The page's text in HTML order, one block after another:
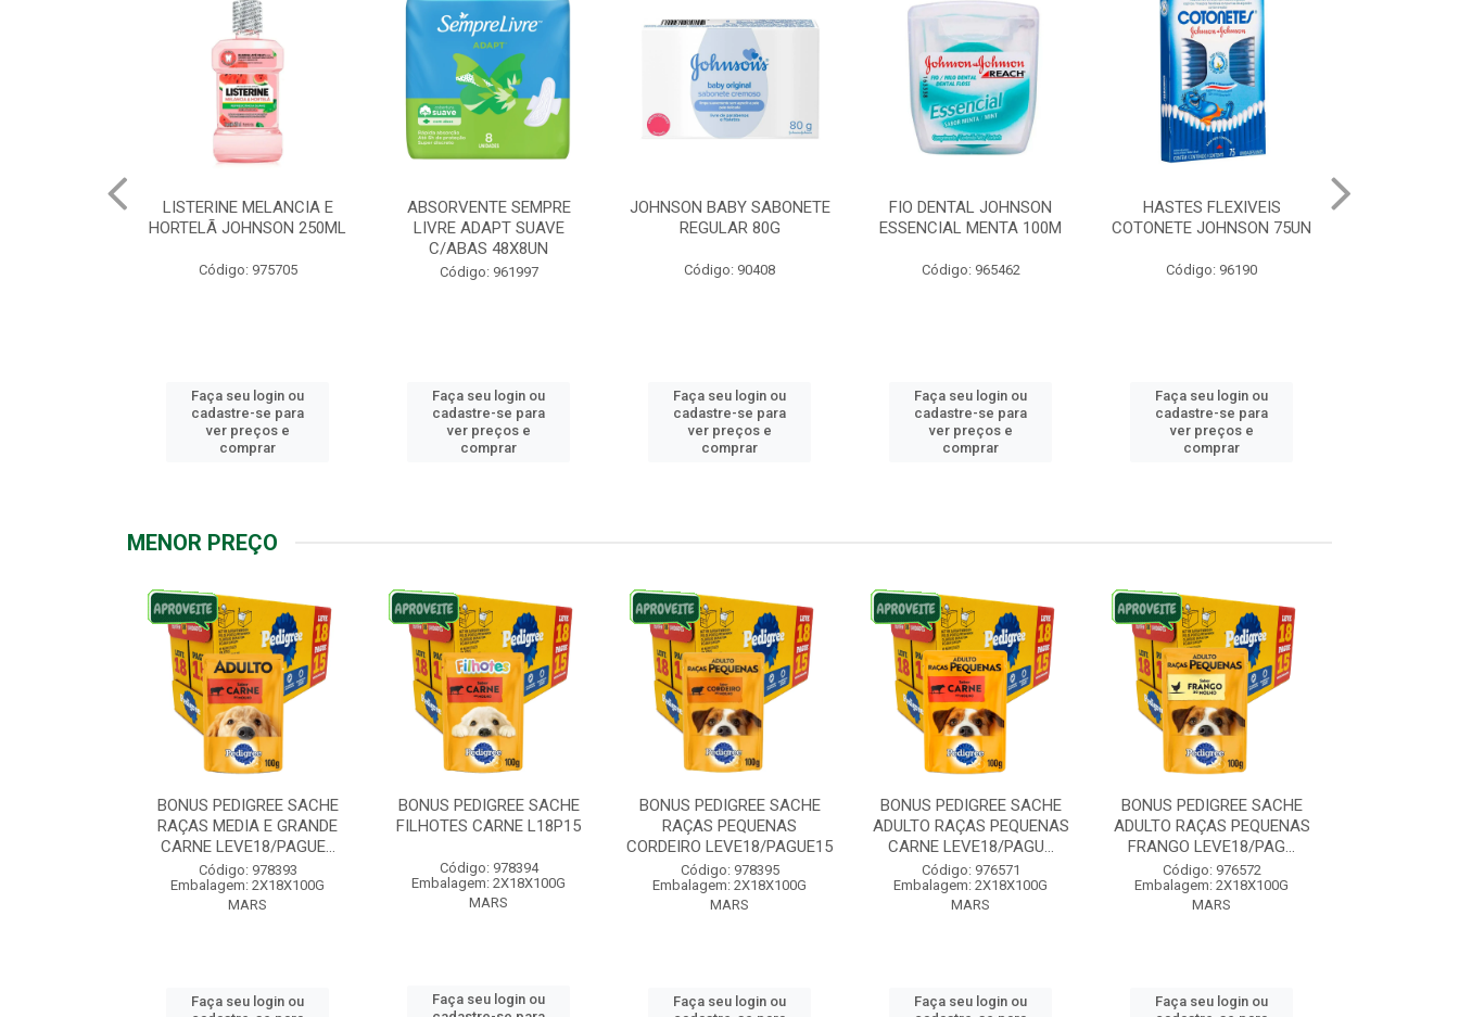
ABSORVENTE SEMPRE
LIVRE ADAPT SUAVE
Código: 961997
Faça seu login ou
cadastre-se para
ver preços e
comprar
JOHNSON BABY SABONETE
REGULAR 80G
Código: 90408
Faça seu login ou
cadastre-se para
ver preços e
comprar
FIO DENTAL JOHNSON
ESSENCIAL MENTA 100M
Código: 965462
Faça seu login ou
cadastre-se para
ver preços e
comprar
HASTES FLEXIVEIS
COTONETE JOHNSON 75UN
Código: 96190
Faça seu login ou
cadastre-se para
ver preços e
comprar
CURAT BAND-AID
TRANSPARENTE JOHNSON
Código: 973066
Faça seu login ou
cadastre-se para
ver preços e
comprar
MENOR PREÇO
BONUS PEDIGREE SACHE
RAÇAS MEDIA E GRANDE
CARNE LEVE18/PAGUE...
Código: 978393
Embalagem: 2X18X100G
MARS
Faça seu login ou
BONUS PEDIGREE SACHE
FILHOTES CARNE L18P15
Código: 978394
Embalagem: 2X18X100G
MARS
Faça seu login ou
BONUS PEDIGREE SACHE
RAÇAS PEQUENAS
CORDEIRO LEVE18/PAGUE15
Código: 978395
Embalagem: 2X18X100G
MARS
Faça seu login ou
BONUS PEDIGREE SACHE
ADULTO RAÇAS PEQUENAS
CARNE LEVE18/PAGU...
Código: 976571
Embalagem: 2X18X100G
MARS
Faça seu login ou
BONUS PEDIGREE SACHE
ADULTO RAÇAS PEQUENAS
FRANGO LEVE18/PAG...
Código: 976572
Embalagem: 2X18X100G
MARS
Faça seu login ou